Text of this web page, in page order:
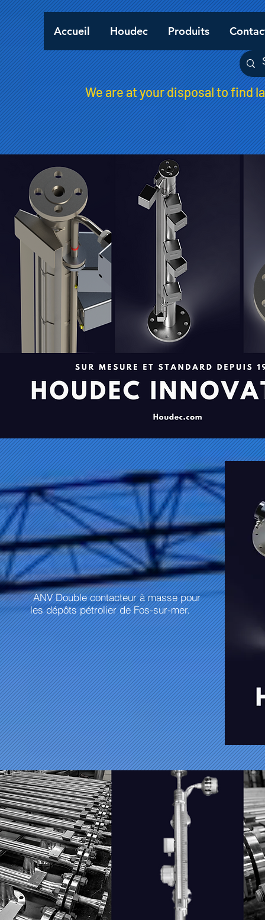
Accueil Houdec Produits
We are at your disposal to find
ANV Double contacteur à masse pour
les dépôts pétrolier de Fos-sur-mer.